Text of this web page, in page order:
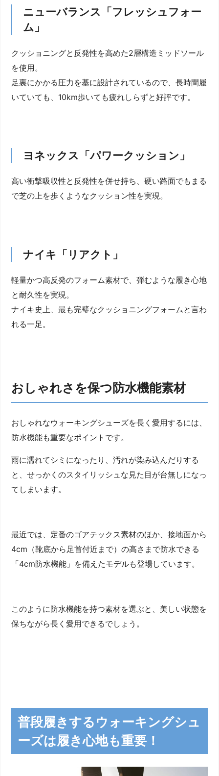
ニューバランス「フレッシュフォー
ム」
クッショニングと反発性を高めた2層構造ミッドソール
を使用。
足裏にかかる圧力を基に設計されているので、長時間履
いていても、10km歩いても疲れしらずと好評です。
ヨネックス「パワークッション」
高い衝撃吸収性と反発性を併せ持ち、硬い路面でもまる
で芝の上を歩くようなクッション性を実現。
ナイキ「リアクト」
軽量かつ高反発のフォーム素材で、弾むような履き心地
と耐久性を実現。
ナイキ史上、最も完璧なクッショニングフォームと言わ
れる一足。
おしゃれさを保つ防水機能素材
おしゃれなウォーキングシューズを長く愛用するには、
防水機能も重要なポイントです。
雨に濡れてシミになったり、汚れが染み込んだりする
と、せっかくのスタイリッシュな見た目が台無しになっ
てしまいます。
最近では、定番のゴアテックス素材のほか、接地面から
4cm（靴底から足首付近まで）の高さまで防水できる
「4cm防水機能」を備えたモデルも登場しています。
このように防水機能を持つ素材を選ぶと、美しい状態を
保ちながら長く愛用できるでしょう。
普段履きするウォーキングシュ
ーズは履き心地も重要！